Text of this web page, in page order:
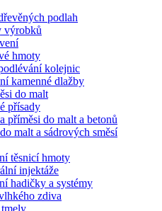
podlah
výrobků
hmoty
kolejnic
kamenné dlažby
do malt
přísady
příměsi do malt a betonů
malt a sádrových směsí
těsnicí hmoty
injektáže
hadičky a systémy
zdiva